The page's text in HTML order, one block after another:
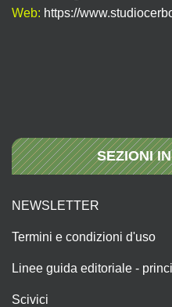
Web: https://
SEZIONI
NEWSLETTER
Termini e condizioni d'uso
Linee guida editoriale -
Scivici